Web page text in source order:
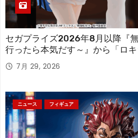
セガプライズ2026年8月以降『
行ったら本気だす～』から「ロ
アが登場！
7月 29, 2026
ニュース フィギュア